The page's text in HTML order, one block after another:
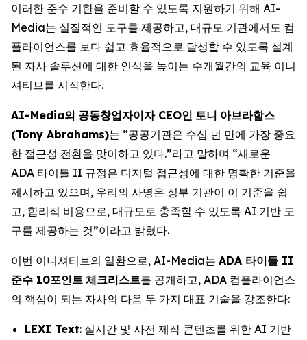
이러한 준수 기한을 준비할 수 있도록 지원하기 위해 AI-
Media는 실질적인 도구를 제공하고, 대규모 기관에서도 컴
플라이언스를 보다 쉽고 효율적으로 달성할 수 있도록 설계
된 자사 솔루션에 대한 인식을 높이는 수개월간의 교육 이니
셔티브를 시작한다.
AI-Media의 공동창업자이자CEO인 토니 아브라함스
(Tony Abrahams)는 “공공기관은 수십 년 만에 가장 중요
한 접근성 전환을 맞이하고 있다.”라고 말하며 “새로운
ADA 타이틀 II 규정은 디지털 접근성에 대한 명확한 기준을
제시하고 있으며, 우리의 사명은 정부 기관이 이 기준을 쉽
고, 합리적 비용으로, 대규모로 충족할 수 있도록 AI 기반 도
구를 제공하는 것”이라고 밝혔다.
이번 이니셔티브의 일환으로, AI-Media는 ADA 타이틀 II
준수 10포인트 체크리스트를 공개하고, ADA 컴플라이언스
의 핵심이 되는 자사의 다음 두 가지 대표 기술을 강조한다:
LEXI Text: 실시간 및 사전 제작 콘텐츠를 위한 AI 기반